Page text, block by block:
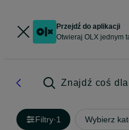
Przejdź do aplikacji
Otwieraj OLX jednym
Znajdź coś
Filtry·1 Wybierz